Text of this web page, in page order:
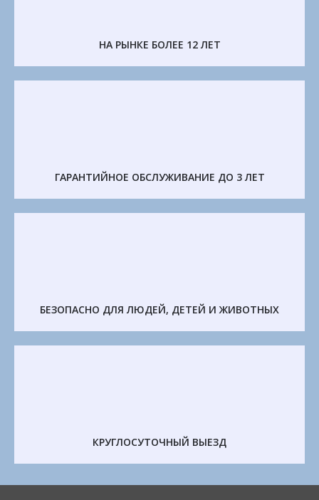
НА РЫНКЕ БОЛЕЕ 12 ЛЕТ
ГАРАНТИЙНОЕ ОБСЛУЖИВАНИЕ ДО 3 ЛЕТ
БЕЗОПАСНО ДЛЯ ЛЮДЕЙ, ДЕТЕЙ И ЖИВОТНЫХ
КРУГЛОСУТОЧНЫЙ ВЫЕЗД